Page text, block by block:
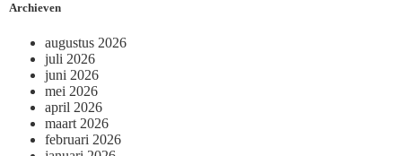
Archieven
augustus 2026
juli 2026
juni 2026
mei 2026
april 2026
maart 2026
februari 2026